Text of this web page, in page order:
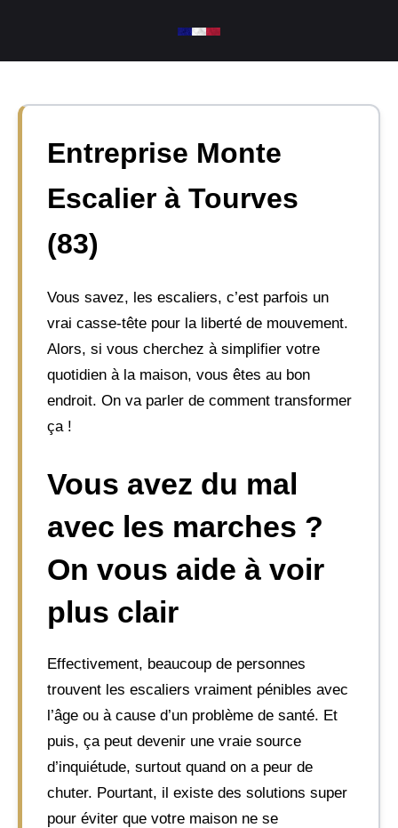
contenu
Entreprise Monte
Escalier à Tourves
(83)
Vous savez, les escaliers, c’est parfois un
vrai casse-tête pour la liberté de mouvement.
Alors, si vous cherchez à simplifier votre
quotidien à la maison, vous êtes au bon
endroit. On va parler de comment transformer
ça !
Vous avez du mal
avec les marches ?
On vous aide à voir
plus clair
Effectivement, beaucoup de personnes
trouvent les escaliers vraiment pénibles avec
l’âge ou à cause d’un problème de santé. Et
puis, ça peut devenir une vraie source
d’inquiétude, surtout quand on a peur de
chuter. Pourtant, il existe des solutions super
pour éviter que votre maison ne se